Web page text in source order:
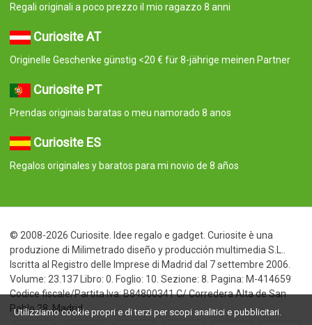
Regali originali a poco prezzo il mio ragazzo 8 anni
Curiosite AT
Originelle Geschenke günstig <20 € für 8-jährige meinen Partner
Curiosite PT
Prendas originais baratas o meu namorado 8 anos
Curiosite ES
Regalos originales y baratos para mi novio de 8 años
© 2008-2026 Curiosite. Idee regalo e gadget. Curiosite è una
produzione di Milimetrado diseño y producción multimedia S.L..
Iscritta al Registro delle Imprese di Madrid dal 7 settembre 2006.
Volume: 23.137 Libro: 0. Foglio: 10. Sezione: 8. Pagina: M-414659
Codice fiscale/Partita Iva: B84800341 C/ Corredera Alta de San
Pablo 28, Madrid
Utilizziamo cookie propri e di terzi per scopi analitici e pubblicitari.